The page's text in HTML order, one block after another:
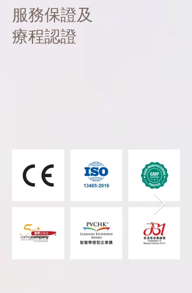
服務保證及
療程認證